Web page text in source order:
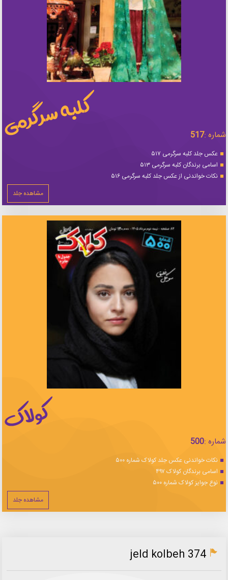
شماره :517
عکس جلد کلبه سرگرمی ۵۱۷
اسامی برندگان کلبه سرگرمی ۵۱۳
نکات خواندنی از عکس جلد کلبه سرگرمی ۵۱۶
مشاهده جلد
شماره :500
نکات خواندنی عکس جلد کولاک شماره ۵۰۰
اسامی برندگان کولاک ۴۹۷
نوع جوایز کولاک شماره ۵۰۰
مشاهده جلد
jeld kolbeh 374